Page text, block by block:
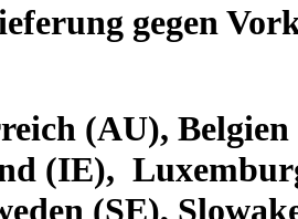
gegen
(AU),
(IE),
(SE),